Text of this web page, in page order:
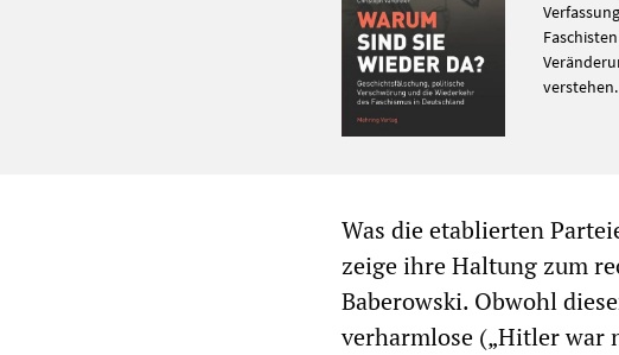
verstehen.
Was die etablierten
zeige ihre Haltung zum
Baberowski. Obwohl
verharmlose („Hitler war